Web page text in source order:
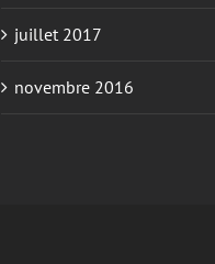
juillet 2017
novembre 2016